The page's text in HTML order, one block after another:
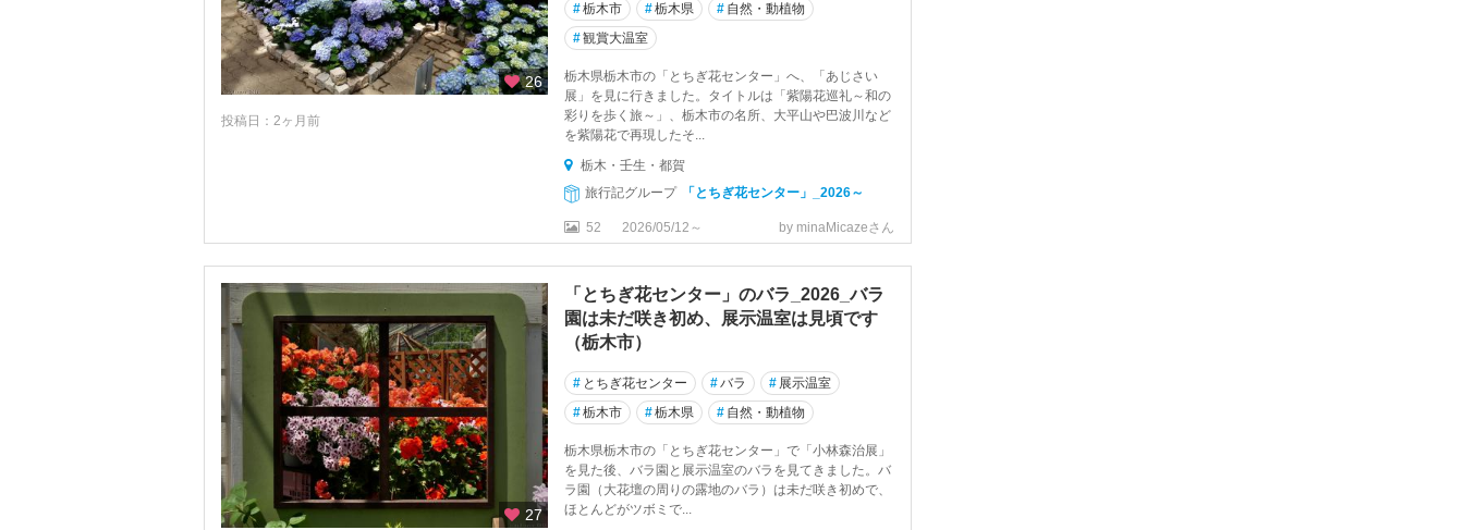
26
投稿日：2ヶ月前
#栃木市 #栃木県 # 自然・動植物
#観賞大温室
栃木県栃木市の「とちぎ花センター」へ、「あじさい
展」を見に行きました。タイトルは「紫陽花巡礼～和の
彩りを歩く旅～」、栃木市の名所、大平山や巴波川など
を紫陽花で再現したそ...
栃木・壬生・都賀
旅行記グループ
「とちぎ花センター」_2026～
52 2026/05/12～ by minaMicazeさん
27
「とちぎ花センター」のバラ_2026_バラ
園は未だ咲き初め、展示温室は見頃です
（栃木市）
# とちぎ花センター #バラ # 展示温室
#栃木市 #栃木県 # 自然・動植物
栃木県栃木市の「とちぎ花センター」で「小林森治展」
を見た後、バラ園と展示温室のバラを見てきました。バ
ラ園（大花壇の周りの露地のバラ）は未だ咲き初めで、
ほとんどがツボミで...